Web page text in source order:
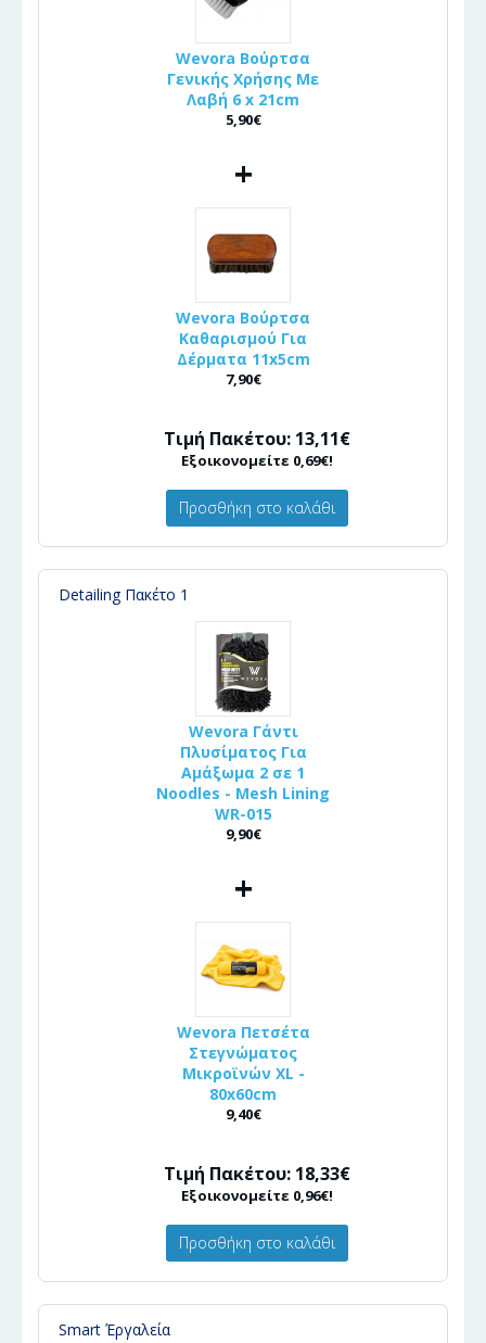
Wevora Βούρτσα
Γενικής Χρήσης Με
Λαβή 6 x 21cm
5,90€
+
Wevora Βούρτσα
Καθαρισμού Για
Δέρματα 11x5cm
7,90€
Τιμή Πακέτου: 13,11€
Εξοικονομείτε 0,69€!
Προσθήκη στο καλάθι
Detailing Πακέτο 1
Wevora Γάντι
Πλυσίματος Για
Αμάξωμα 2 σε 1
Noodles - Mesh Lining
WR-015
9,90€
+
Wevora Πετσέτα
Στεγνώματος
Μικροϊνών XL -
80x60cm
9,40€
Τιμή Πακέτου: 18,33€
Εξοικονομείτε 0,96€!
Προσθήκη στο καλάθι
Smart Έργαλεία